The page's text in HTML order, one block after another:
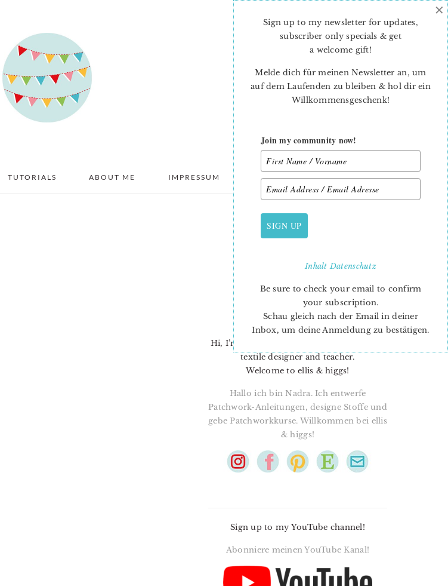
TUTORIALS ABOUT ME IMPRESSUM DATENSCHUTZ
PRIMARY
SIDEBAR
Hi, I’m Nadra. I’m a quilt pattern designer,
textile designer and teacher.
Welcome to ellis & higgs!
Hallo ich bin Nadra. Ich entwerfe
Patchwork-Anleitungen, designe Stoffe und
gebe Patchworkkurse. Willkommen bei ellis
& higgs!
Sign up to my YouTube channel!
Abonniere meinen YouTube Kanal!
Sign up to my newsletter for updates,
subscriber only specials & get
a welcome gift!
Melde dich für meinen Newsletter an, um
auf dem Laufenden zu bleiben & hol dir ein
Willkommensgeschenk!
Join my community now!
SIGN UP
InhaltDatenschutz
Be sure to check your email to confirm
your subscription.
Schau gleich nach der Email in deiner
Inbox, um deine Anmeldung zu bestätigen.
×